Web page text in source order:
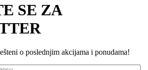
SE ZA
o poslednjim akcijama i ponudama!